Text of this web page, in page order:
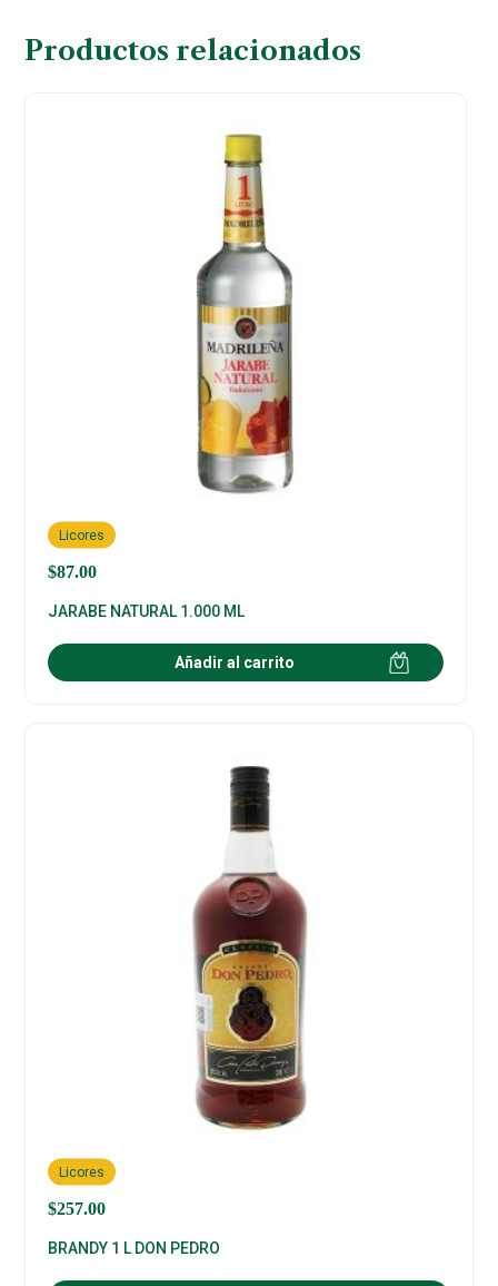
Productos relacionados
$87.00
Licores
JARABE NATURAL 1.000 ML
Añadir al carrito
$257.00
Licores
BRANDY 1 L DON PEDRO